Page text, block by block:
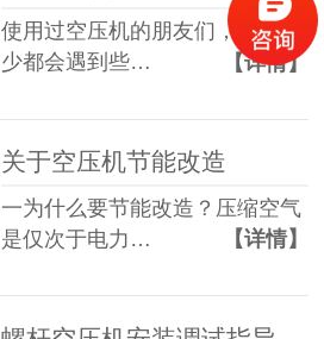
使用过空压机的朋友们，多多少
少都会遇到些…
【详情】
关于空压机节能改造
一为什么要节能改造？压缩空气
是仅次于电力…
【详情】